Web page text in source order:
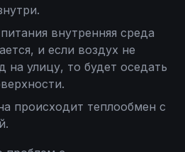
внутренняя среда
и если воздух не
улицу, то будет оседать
происходит теплообмен с